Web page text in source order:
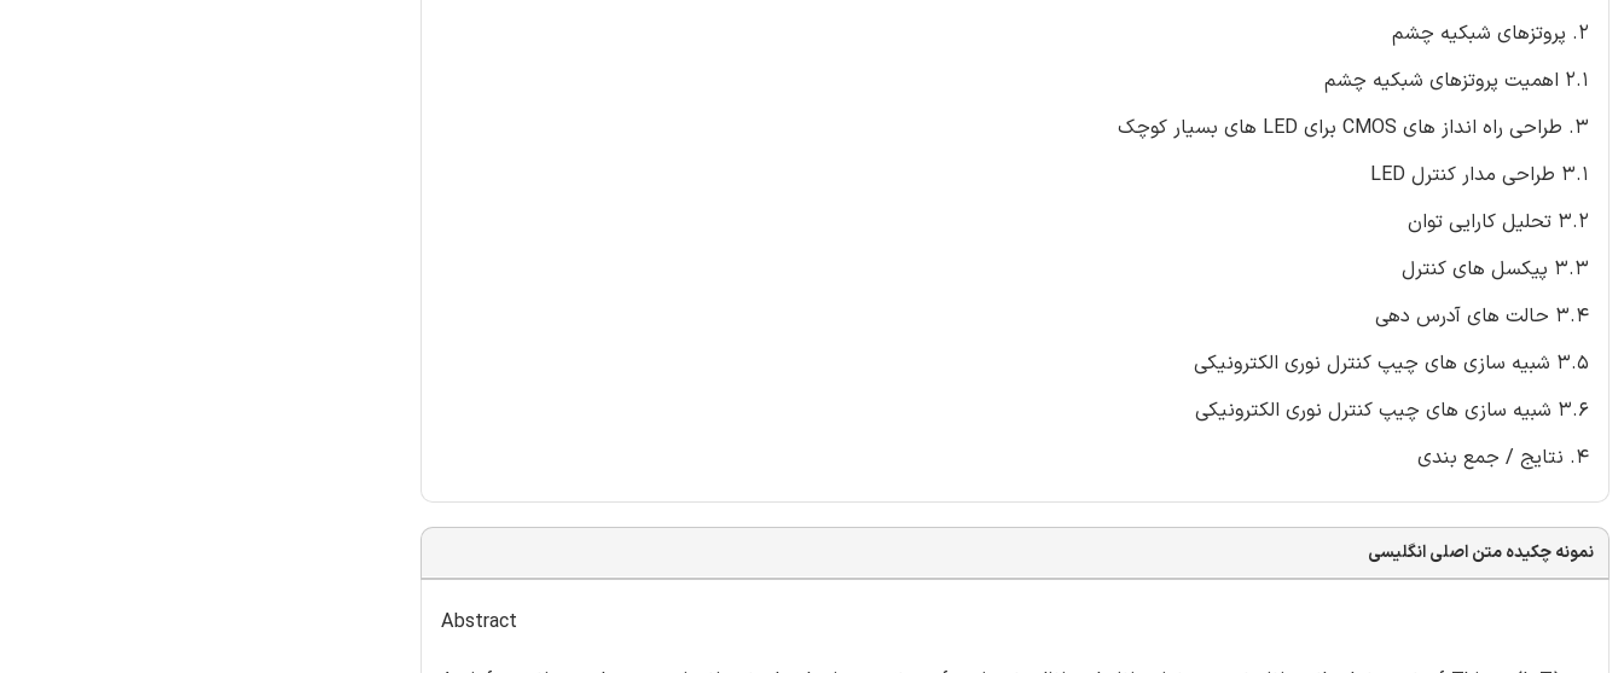
2. پروتزهای شبکیه چشم
2.1 اهمیت پروتزهای شبکیه چشم
3. طراحی راه انداز های CMOS برای LED های بسیار کوچک
3.1 طراحی مدار کنترل LED
3.2 تحلیل کارایی توان
3.3 پیکسل های کنترل
3.4 حالت های آدرس دهی
3.5 شبیه سازی های چیپ کنترل نوری الکترونیکی
3.6 شبیه سازی های چیپ کنترل نوری الکترونیکی
4. نتایج / جمع بندی
نمونه چکیده متن اصلی انگلیسی
Abstract